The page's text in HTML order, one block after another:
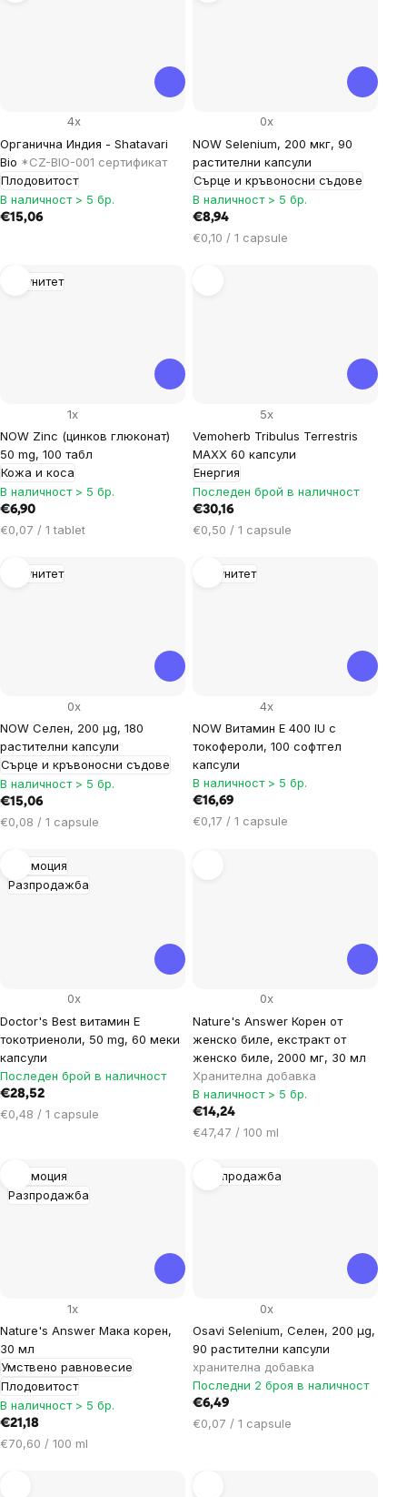
Органична Индия - Shatavari
Bio *CZ-BIO-001 сертификат
Плодовитост
4x
В наличност > 5 бр.
€15,06
NOW Selenium, 200 мкг, 90
растителни капсули
Сърце и кръвоносни съдове
0x
В наличност > 5 бр.
€8,94
Цена
€0,10 / 1 capsule
Имунитет
NOW Zinc (цинков глюконат)
50 mg, 100 табл
Кожа и коса
1x
В наличност > 5 бр.
€6,90
Цена
мярка:
€0,07 / 1 tablet
Vemoherb Tribulus Terrestris
MAXX 60 капсули
Енергия
5x
Последен брой в наличност
€30,16
Цена
мярка:
€0,50 / 1 capsule
Имунитет
NOW Селен, 200 µg, 180
растителни капсули
Сърце и кръвоносни съдове
0x
В наличност > 5 бр.
€15,06
Цена
мярка:
€0,08 / 1 capsule
Имунитет
NOW Витамин Е 400 IU с
токофероли, 100 софтгел
капсули
4x
В наличност > 5 бр.
€16,69
Цена
€0,17 / 1 capsule
Промоция
Разпродажба
Doctor's Best витамин Е
токотриеноли, 50 mg, 60 меки
капсули
0x
Последен брой в наличност
€28,52
Цена
€0,48 / 1 capsule
Nature's Answer Корен от
женско биле, екстракт от
женско биле, 2000 мг, 30 мл
Хранителна добавка
0x
В наличност > 5 бр.
€14,24
Цена
мярка:
€47,47 / 100 ml
Промоция
Разпродажба
Nature's Answer Мака корен,
30 мл
Умствено равновесие
Плодовитост
1x
В наличност > 5 бр.
€21,18
Цена
€70,60 / 100 ml
Разпродажба
Osavi Selenium, Селен, 200 μg,
90 растителни капсули
хранителна добавка
0x
Последни 2 броя в наличност
€6,49
Цена
€0,07 / 1 capsule